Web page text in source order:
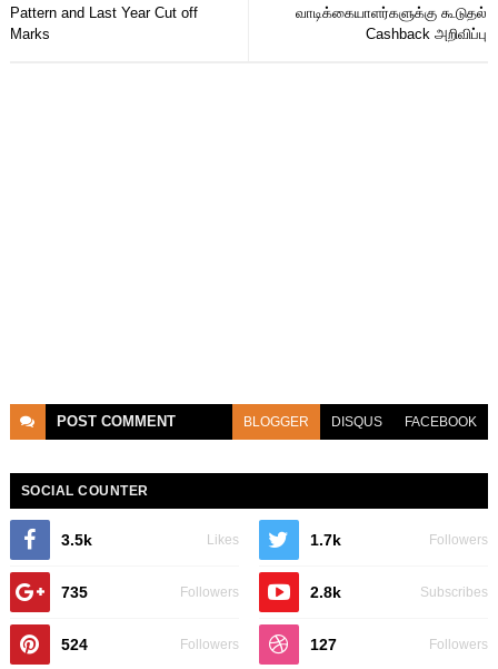
வாடிக்கையாளர்களுக்கு கூடுதல்
Cashback அறிவிப்பு
Pattern and Last Year Cut off
Marks
POST COMMENT BLOGGER DISQUS FACEBOOK
SOCIAL COUNTER
3.5k Likes 1.7k Followers
735 Followers 2.8k Subscribes
524 Followers 127 Followers